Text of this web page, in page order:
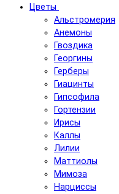
Цветы
Альстромерия
Анемоны
Гвоздика
Георгины
Герберы
Гиацинты
Гипсофила
Гортензии
Ирисы
Каллы
Лилии
Маттиолы
Мимоза
Нарциссы